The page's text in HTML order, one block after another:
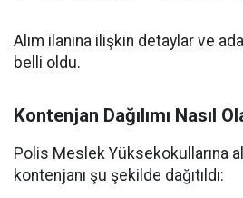
Alım ilanına ilişkin detaylar ve
belli oldu.
Kontenjan Dağılımı Nasıl
Polis Meslek Yüksekokullarına
kontenjanı şu şekilde dağıtıldı: